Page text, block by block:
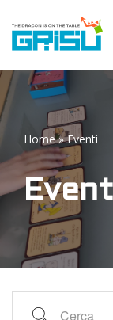
Vai
contenuto
Home»Eventi